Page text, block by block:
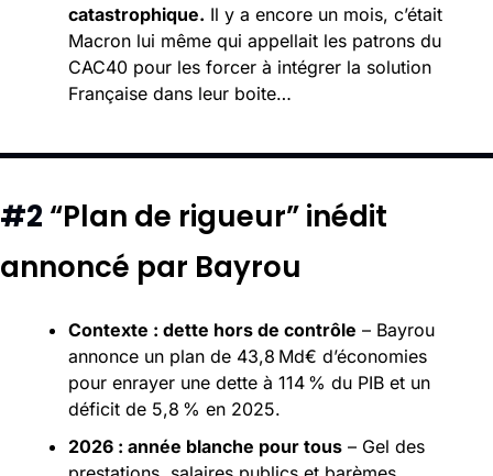
catastrophique. Il y a encore un mois, c’était
Macron lui même qui appellait les patrons du
CAC40 pour les forcer à intégrer la solution
Française dans leur boite…
#2 “Plan de rigueur” inédit
annoncé par Bayrou
Contexte : dette hors de contrôle – Bayrou
annonce un plan de 43,8 Md€ d’économies
pour enrayer une dette à 114 % du PIB et un
déficit de 5,8 % en 2025.
2026 : année blanche pour tous – Gel des